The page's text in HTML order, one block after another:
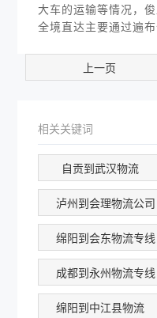
大车的运输等情况，
全境直达主要通过遍
上一页
相关关键词
自贡到武汉物流
泸州到会理物流公司
绵阳到会东物流专线
成都到永州物流专线
绵阳到中江县物流